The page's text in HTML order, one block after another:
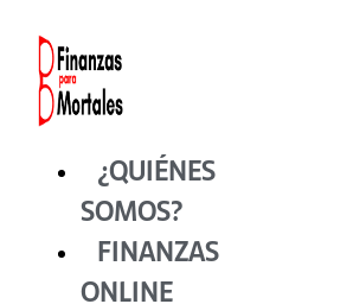
contenido
¿QUIÉNES
SOMOS?
FINANZAS
ONLINE